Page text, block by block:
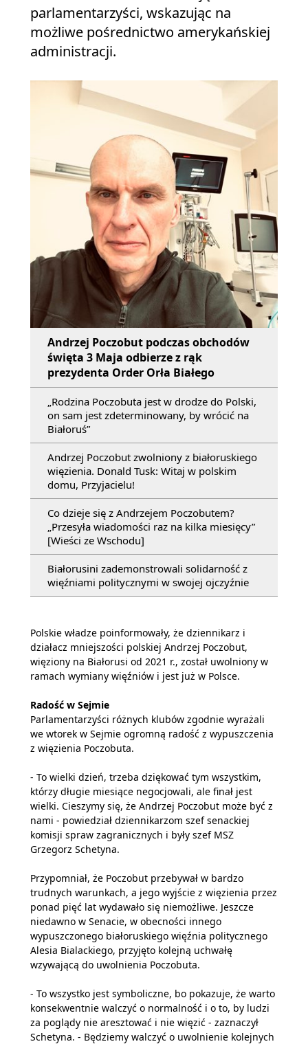
parlamentarzyści, wskazując na
możliwe pośrednictwo amerykańskiej
administracji.
Andrzej Poczobut podczas obchodów
święta 3 Maja odbierze z rąk
prezydenta Order Orła Białego
„Rodzina Poczobuta jest w drodze do Polski,
on sam jest zdeterminowany, by wrócić na
Białoruś”
Andrzej Poczobut zwolniony z białoruskiego
więzienia. Donald Tusk: Witaj w polskim
domu, Przyjacielu!
Co dzieje się z Andrzejem Poczobutem?
„Przesyła wiadomości raz na kilka miesięcy”
[Wieści ze Wschodu]
Białorusini zademonstrowali solidarność z
więźniami politycznymi w swojej ojczyźnie
Polskie władze poinformowały, że dziennikarz i
działacz mniejszości polskiej Andrzej Poczobut,
więziony na Białorusi od 2021 r., został uwolniony w
ramach wymiany więźniów i jest już w Polsce.
Radość w Sejmie
Parlamentarzyści różnych klubów zgodnie wyrażali
we wtorek w Sejmie ogromną radość z wypuszczenia
z więzienia Poczobuta.
- To wielki dzień, trzeba dziękować tym wszystkim,
którzy długie miesiące negocjowali, ale finał jest
wielki. Cieszymy się, że Andrzej Poczobut może być z
nami - powiedział dziennikarzom szef senackiej
komisji spraw zagranicznych i były szef MSZ
Grzegorz Schetyna.
Przypomniał, że Poczobut przebywał w bardzo
trudnych warunkach, a jego wyjście z więzienia przez
ponad pięć lat wydawało się niemożliwe. Jeszcze
niedawno w Senacie, w obecności innego
wypuszczonego białoruskiego więźnia politycznego
Alesia Bialackiego, przyjęto kolejną uchwałę
wzywającą do uwolnienia Poczobuta.
- To wszystko jest symboliczne, bo pokazuje, że warto
konsekwentnie walczyć o normalność i o to, by ludzi
za poglądy nie aresztować i nie więzić - zaznaczył
Schetyna. - Będziemy walczyć o uwolnienie kolejnych